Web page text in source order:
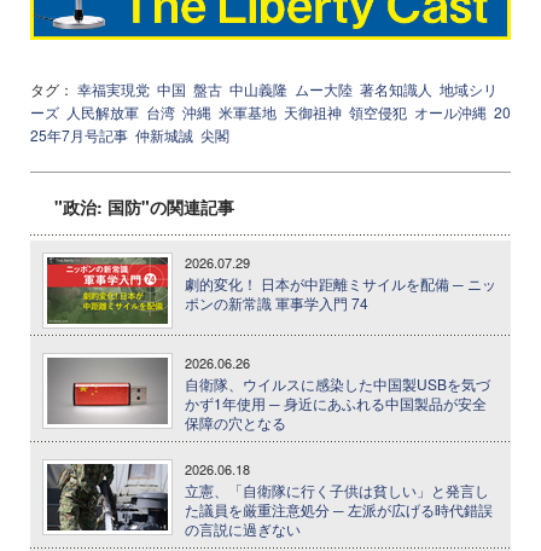
タグ： 幸福実現党 中国 盤古 中山義隆 ムー大陸 著名知識人 地域シリ
ーズ 人民解放軍 台湾 沖縄 米軍基地 天御祖神 領空侵犯 オール沖縄 20
25年7月号記事 仲新城誠 尖閣
"政治: 国防"の関連記事
2026.07.29
劇的変化！ 日本が中距離ミサイルを配備 ─ ニッ
ポンの新常識 軍事学入門 74
2026.06.26
自衛隊、ウイルスに感染した中国製USBを気づ
かず1年使用 ─ 身近にあふれる中国製品が安全
保障の穴となる
2026.06.18
立憲、「自衛隊に行く子供は貧しい」と発言し
た議員を厳重注意処分 ─ 左派が広げる時代錯誤
の言説に過ぎない